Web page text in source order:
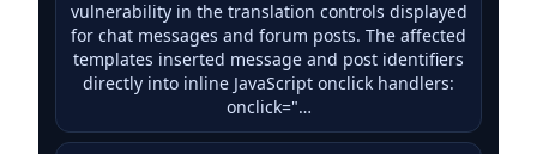
vulnerability in the translation controls displayed
for chat messages and forum posts. The affected
templates inserted message and post identifiers
directly into inline JavaScript onclick handlers:
onclick="…